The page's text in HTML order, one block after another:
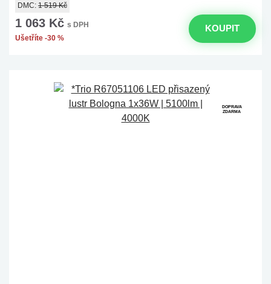
DMC: 1 519 Kč
1 063 Kč s DPH
Ušetříte -30 %
KOUPIT
DOPRAVA
ZDARMA